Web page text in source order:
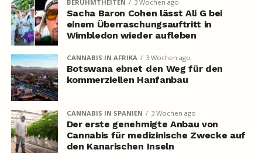
BERÜHMTHEITEN 3 Wochen ago
Sacha Baron Cohen lässt Ali G bei
einem Überraschungsauftritt in
Wimbledon wieder aufleben
CANNABIS IN AFRIKA 3 Wochen ago
Botswana ebnet den Weg für den
kommerziellen Hanfanbau
CANNABIS IN SPANIEN 3 Wochen ago
Der erste genehmigte Anbau von
Cannabis für medizinische Zwecke auf
den Kanarischen Inseln